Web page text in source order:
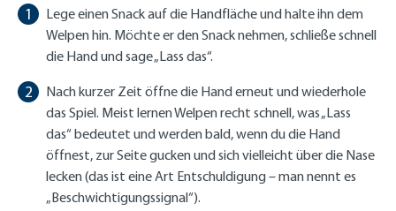
Lege einen Snack auf die Handfläche und halte ihn dem
Welpen hin. Möchte er den Snack nehmen, schließe schnell
die Hand und sage „Lass das“.
Nach kurzer Zeit öffne die Hand erneut und wiederhole
das Spiel. Meist lernen Welpen recht schnell, was „Lass
das“ bedeutet und werden bald, wenn du die Hand
öffnest, zur Seite gucken und sich vielleicht über die Nase
lecken (das ist eine Art Entschuldigung – man nennt es
„Beschwichtigungssignal“).